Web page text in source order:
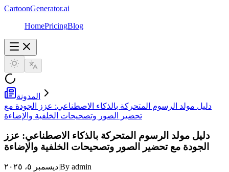
CartoonGenerator.ai
HomePricingBlog
المدونة
دليل مولد الرسوم المتحركة بالذكاء الاصطناعي: عزز الجودة مع
تحضير الصور وتصحيحات الخلفية والإضاءة
دليل مولد الرسوم المتحركة بالذكاء الاصطناعي: عزز
الجودة مع تحضير الصور وتصحيحات الخلفية والإضاءة
ديسمبر ٥، ٢٠٢٥|By admin